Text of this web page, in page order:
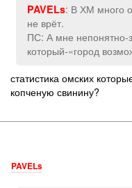
PAVELs: В ХМ много
не врёт.
ПС: А мне непонятно-
который-«город
статистика омских
копченую свинину?
PAVELs